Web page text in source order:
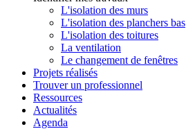
L'isolation des murs
L'isolation des planchers bas
L'isolation des toitures
La ventilation
Le changement de fenêtres
Projets réalisés
Trouver un professionnel
Ressources
Actualités
Agenda